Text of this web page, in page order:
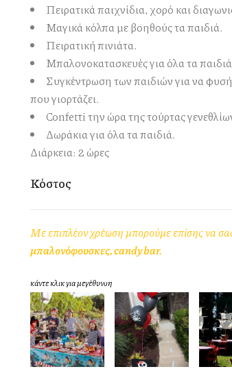
Πειρατικά παιχνίδια, χορό και
Μαγικά κόλπα με βοηθούς τα παιδιά.
Πειρατική πινιάτα.
Μπαλονοκατασκευές για όλα τα
Συγκέντρωση των παιδιών για να
που γιορτάζει.
Confetti την ώρα της τούρτας
Δωράκια για όλα τα παιδιά.
Διάρκεια: 2 ώρες
Κόστος
Mε επιπλέον χρέωση μπορούμε επίσης να
μπαλονόφουσκες, candy bar.
κάντε κλικ για μεγέθυνση